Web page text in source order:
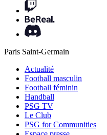
Paris Saint-Germain
Actualité
Football masculin
Football féminin
Handball
PSG TV
Le Club
PSG for Communities